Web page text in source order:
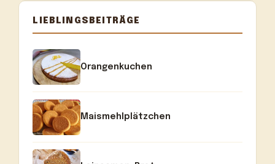
LIEBLINGSBEITRÄGE
Orangenkuchen
Maismehlplätzchen